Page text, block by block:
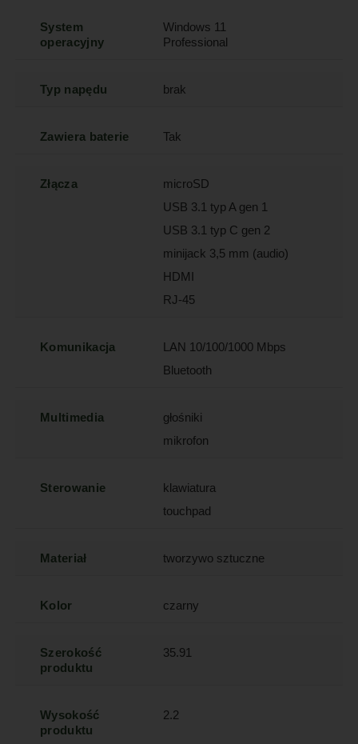
System
operacyjny
Windows 11
Professional
Typ napędu brak
Zawiera baterie Tak
Złącza
microSD
USB 3.1 typ A gen 1
USB 3.1 typ C gen 2
minijack 3,5 mm (audio)
HDMI
RJ-45
Komunikacja
LAN 10/100/1000 Mbps
Bluetooth
Multimedia
głośniki
mikrofon
Sterowanie
klawiatura
touchpad
Materiał tworzywo sztuczne
Kolor czarny
Szerokość
produktu
35.91
Wysokość
produktu
2.2